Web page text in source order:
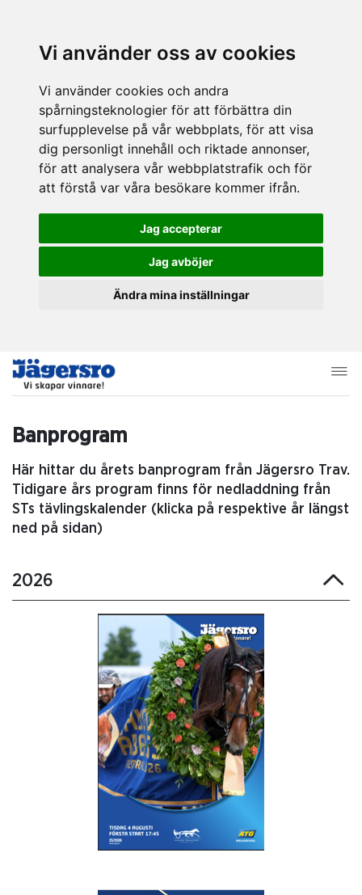
Vi använder oss av cookies
Vi använder cookies och andra
spårningsteknologier för att förbättra din
surfupplevelse på vår webbplats, för att visa
dig personligt innehåll och riktade annonser,
för att analysera vår webbplatstrafik och för
att förstå var våra besökare kommer ifrån.
Jag accepterar
Jag avböjer
Ändra mina inställningar
Banprogram
Här hittar du årets banprogram från Jägersro Trav.
Tidigare års program finns för nedladdning från
STs tävlingskalender (klicka på respektive år längst
ned på sidan)
2026